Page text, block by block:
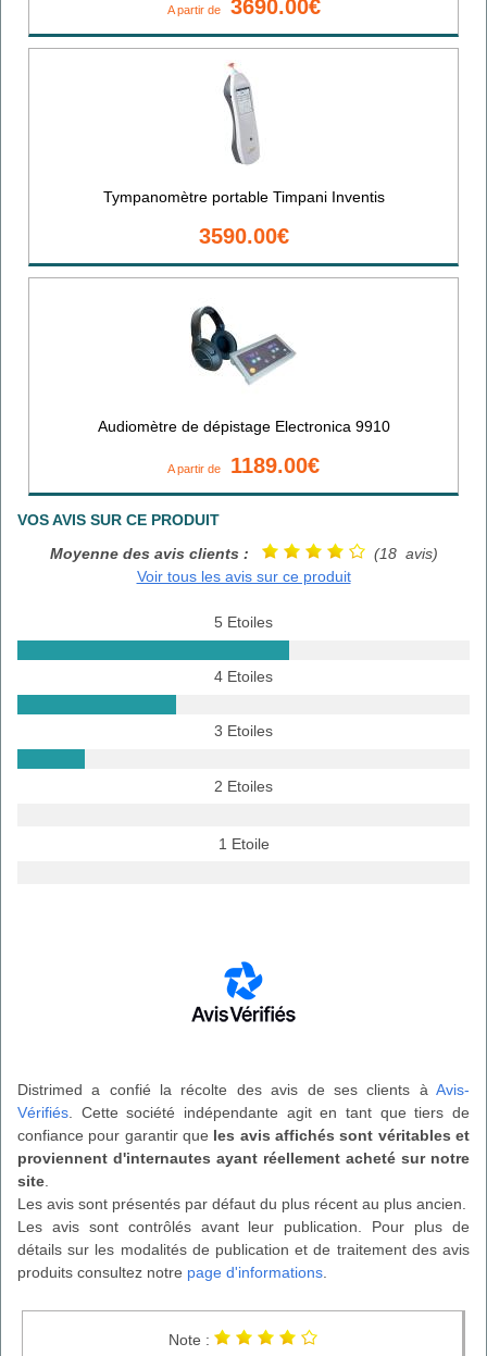
A partir de 3690.00€
Tympanomètre portable Timpani Inventis
3590.00€
Audiomètre de dépistage Electronica 9910
A partir de 1189.00€
VOS AVIS SUR CE PRODUIT
Moyenne des avis clients :
(18 avis)
Voir tous les avis sur ce produit
5 Etoiles
4 Etoiles
3 Etoiles
2 Etoiles
1 Etoile
Distrimed a confié la récolte des avis de ses clients à Avis-
Vérifiés. Cette société indépendante agit en tant que tiers de
confiance pour garantir que les avis affichés sont véritables et
proviennent d'internautes ayant réellement acheté sur notre
site.
Les avis sont présentés par défaut du plus récent au plus ancien.
Les avis sont contrôlés avant leur publication. Pour plus de
détails sur les modalités de publication et de traitement des avis
produits consultez notre page d'informations.
Note :